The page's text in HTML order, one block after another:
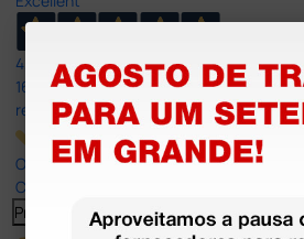
4,8
165
reviews
Our 4 and 5 star reviews.
Click here to read them all >
Previous
Next